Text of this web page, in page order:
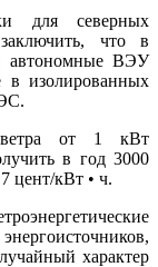
для северных
что в
автономные ВЭУ
изолированных
ветра от 1 кВт
в год 3000
цент/кВт • ч.
характер